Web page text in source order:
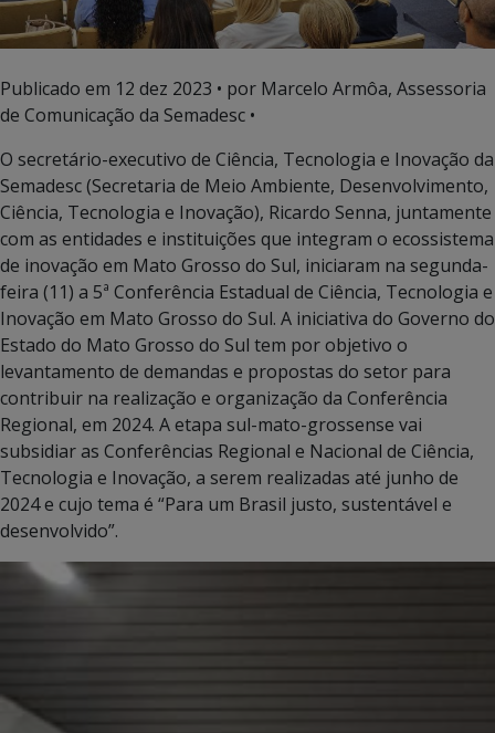
Publicado em 12 dez 2023 • por Marcelo Armôa, Assessoria
de Comunicação da Semadesc •
O secretário-executivo de Ciência, Tecnologia e Inovação da
Semadesc (Secretaria de Meio Ambiente, Desenvolvimento,
Ciência, Tecnologia e Inovação), Ricardo Senna, juntamente
com as entidades e instituições que integram o ecossistema
de inovação em Mato Grosso do Sul, iniciaram na segunda-
feira (11) a 5ª Conferência Estadual de Ciência, Tecnologia e
Inovação em Mato Grosso do Sul. A iniciativa do Governo do
Estado do Mato Grosso do Sul tem por objetivo o
levantamento de demandas e propostas do setor para
contribuir na realização e organização da Conferência
Regional, em 2024. A etapa sul-mato-grossense vai
subsidiar as Conferências Regional e Nacional de Ciência,
Tecnologia e Inovação, a serem realizadas até junho de
2024 e cujo tema é “Para um Brasil justo, sustentável e
desenvolvido”.